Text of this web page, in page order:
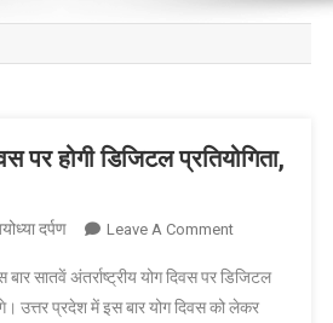
पर होगी डिजिटल प्रतियोगिता,
दर्पण Leave A CommentOn
योग
दिवस
सातवें अंतर्राष्ट्रीय योग दिवस पर डिजिटल
उत्तर प्रदेश में इस बार योग दिवस को लेकर